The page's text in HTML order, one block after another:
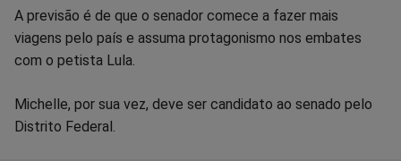
A previsão é de que o senador comece a fazer mais
viagens pelo país e assuma protagonismo nos embates
com o petista Lula.
Michelle, por sua vez, deve ser candidato ao senado pelo
Distrito Federal.